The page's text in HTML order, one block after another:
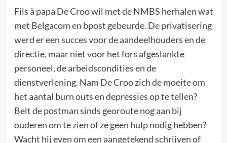
Fils à papa De Croo wil met de NMBS herhalen wat
met Belgacom en bpost gebeurde. De privatisering
werd er een succes voor de aandeelhouders en de
directie, maar niet voor het fors afgeslankte
personeel, de arbeidscondities en de
dienstverlening. Nam De Croo zich de moeite om
het aantal burn outs en depressies op te tellen?
Belt de postman sinds georoute nog aan bij
ouderen om te zien of ze geen hulp nodig hebben?
Wacht hij even om een aangetekend schrijven of